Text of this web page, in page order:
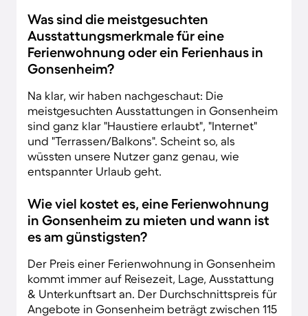
Was sind die meistgesuchten
Ausstattungsmerkmale für eine
Ferienwohnung oder ein Ferienhaus in
Gonsenheim?
Na klar, wir haben nachgeschaut: Die
meistgesuchten Ausstattungen in Gonsenheim
sind ganz klar "Haustiere erlaubt", "Internet"
und "Terrassen/Balkons". Scheint so, als
wüssten unsere Nutzer ganz genau, wie
entspannter Urlaub geht.
Wie viel kostet es, eine Ferienwohnung
in Gonsenheim zu mieten und wann ist
es am günstigsten?
Der Preis einer Ferienwohnung in Gonsenheim
kommt immer auf Reisezeit, Lage, Ausstattung
& Unterkunftsart an. Der Durchschnittspreis für
Angebote in Gonsenheim beträgt zwischen 115